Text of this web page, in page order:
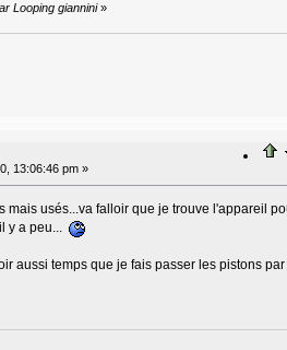
Looping giannini»
13:06:46 pm »
usés...va falloir que je trouve l'appareil
y a peu...
aussi temps que je fais passer les pistons